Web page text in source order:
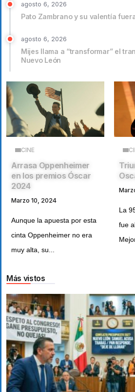
agosto 6, 2026
Pato Zambrano y su valentía
agosto 6, 2026
Mijes llama a “transformar” el
Nuevo León
CINE
Arrasa Oppenheimer
en los premios Óscar
2024
Marzo 10, 2024
Aunque la apuesta por esta
cinta Oppenheimer no era
muy alta, su...
La
fue
Más vistos